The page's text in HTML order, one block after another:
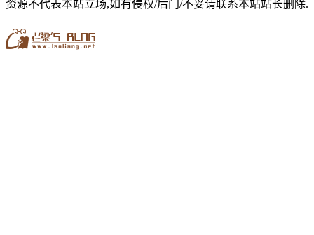
资源不代表本站立场,如有侵权/后门/不妥请联系本站站长删除.